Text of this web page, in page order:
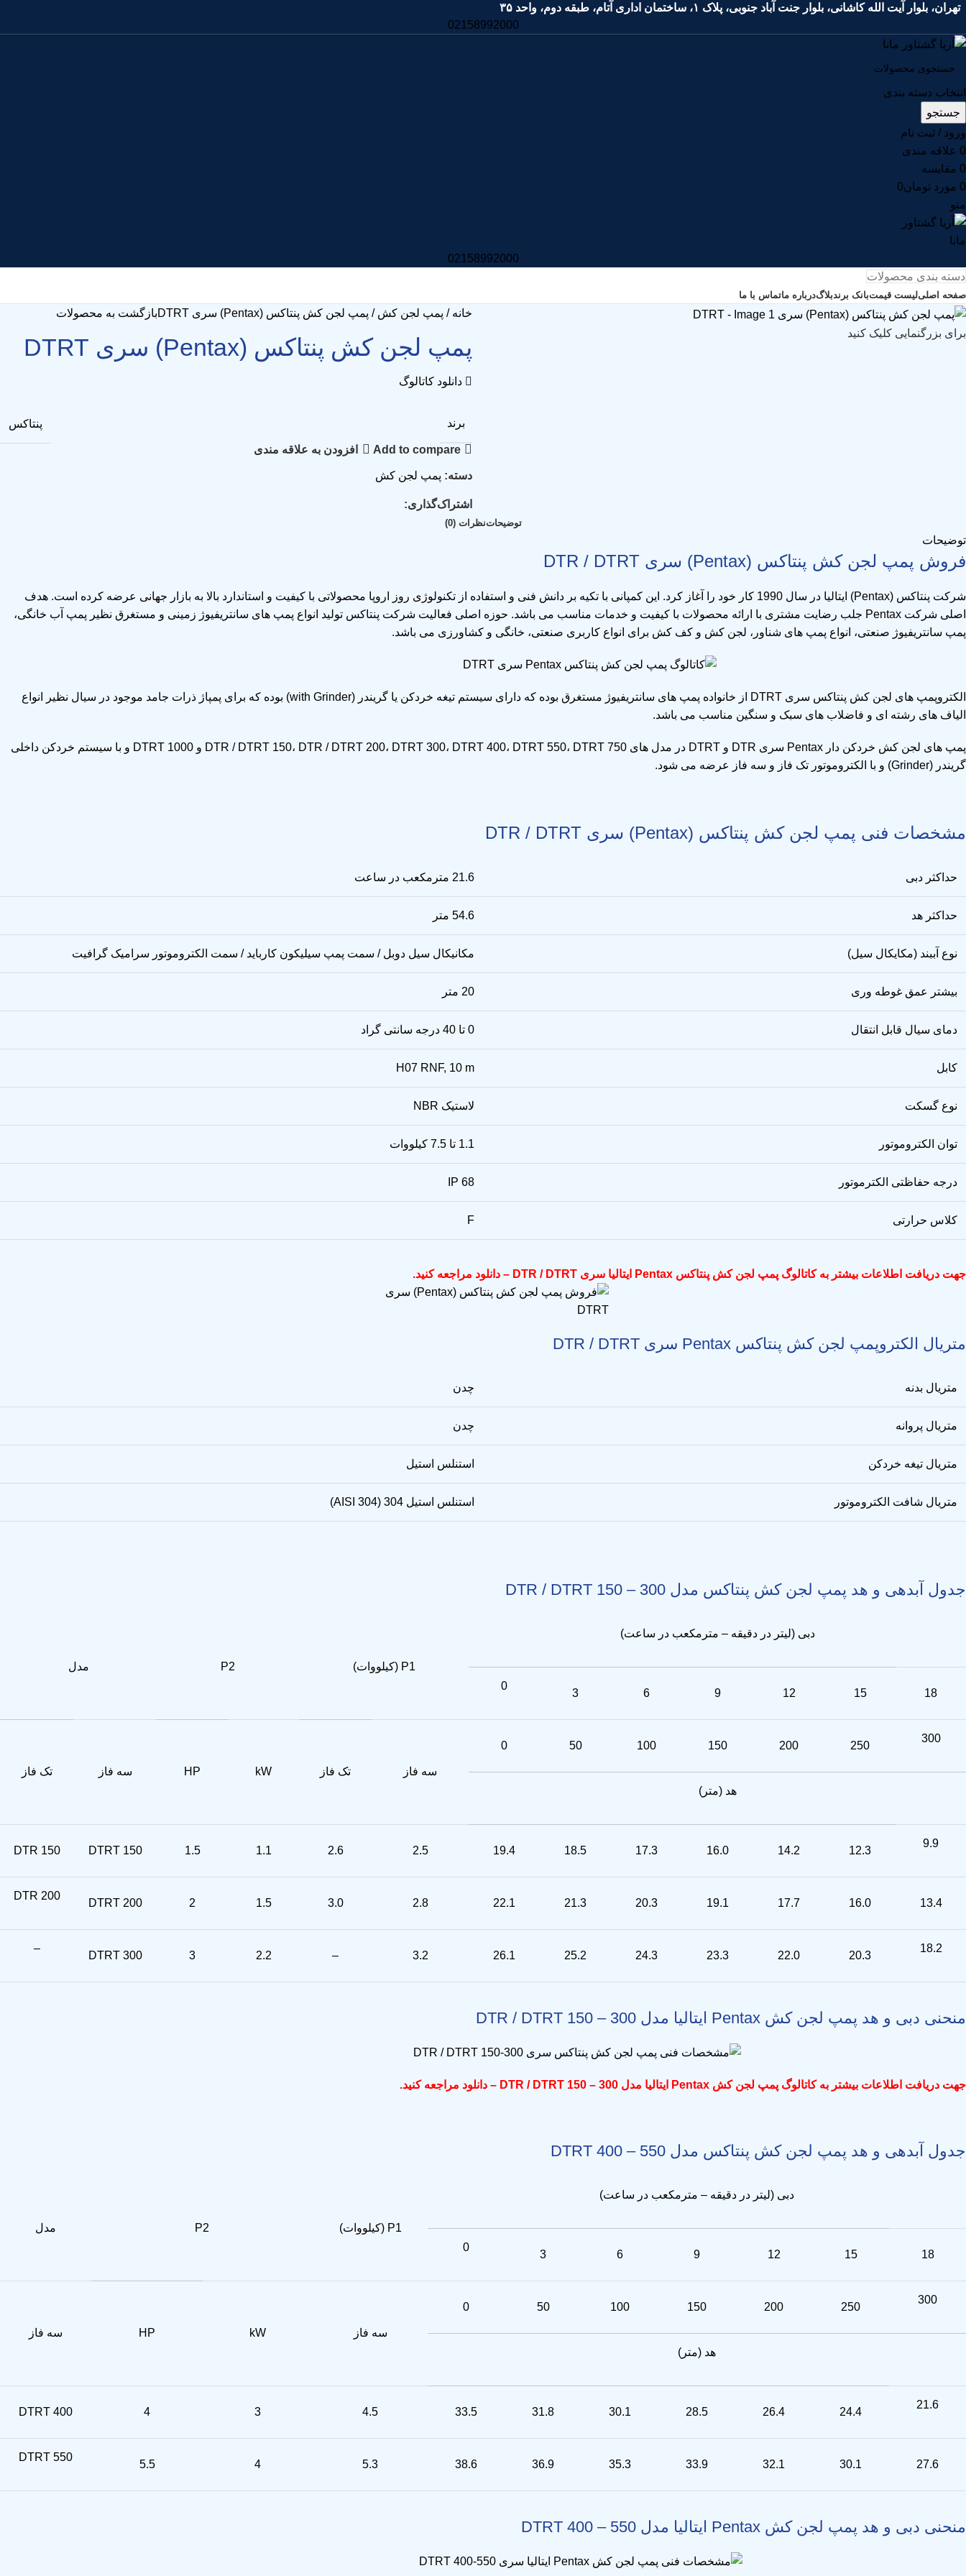
تهران، بلوار آیت الله کاشانی، بلوار جنت آباد جنوبی، پلاک ۱، ساختمان اداری آتام، طبقه دوم، واحد ۳۵
02158992000
انتخاب دسته بندی
جستجو
ورود / ثبت نام
0 علاقه مندی
0 مقايسه
0 مورد تومان0
منو
02158992000
دسته بندی محصولات
صفحه اصلیلیست قیمتبانک برندبلاگدرباره ماتماس با ما
برای بزرگنمایی کلیک کنید
خانه پمپ لجن کش پمپ لجن کش پنتاکس (Pentax) سری DTRT بازگشت به محصولات
پمپ لجن کش پنتاکس (Pentax) سری DTRT
دانلود کاتالوگ
برند پنتاکس
Add to compare افزودن به علاقه مندی
دسته: پمپ لجن کش
اشتراک‌گذاری:
توضیحاتنظرات (0)
توضیحات
فروش پمپ لجن کش پنتاکس (Pentax) سری DTR / DTRT
شرکت پنتاکس (Pentax)
ایتالیا در سال 1990 کار خود را آغاز کرد. این کمپانی با تکیه بر دانش فنی و استفاده از تکنولوژی روز اروپا محصولاتی با کیفیت و استاندارد بالا به بازار جهانی عرضه کرده است. هدف
اصلی شرکت Pentax جلب رضایت مشتری با ارائه محصولات با کیفیت و خدمات مناسب می باشد. حوزه اصلی فعالیت شرکت پنتاکس تولید انواع پمپ های سانتریفیوژ زمینی و مستغرق نظیر
پمپ آب خانگی،
پمپ سانتریفیوژ صنعتی، انواع پمپ های شناور ، لجن کش و کف کش برای انواع کاربری صنعتی، خانگی و کشاورزی می باشد.
الکتروپمپ های لجن کش پنتاکس سری DTRT
از خانواده پمپ های سانتریفیوژ مستغرق بوده که دارای سیستم تیغه خردکن یا گریندر (with Grinder) بوده که برای پمپاژ ذرات جامد موجود در سیال نظیر انواع
الیاف های رشته ای و فاضلاب های سبک و سنگین مناسب می باشد.
پمپ های لجن کش خردکن دار Pentax سری DTR و DTRT در مدل های DTR / DTRT 150، DTR / DTRT 200، DTRT 300، DTRT 400، DTRT 550، DTRT 750 و DTRT 1000 و با سیستم خردکن داخلی
گریندر (Grinder) و با
الکتروموتور تک فاز و سه فاز عرضه می شود.
مشخصات فنی پمپ لجن کش پنتاکس (Pentax) سری DTR / DTRT
حداکثر دبی 21.6 مترمکعب در ساعت
حداکثر هد 54.6 متر
نوع آببند (مکایکال سیل) مکانیکال سیل دوبل / سمت پمپ سیلیکون کارباید / سمت الکتروموتور سرامیک گرافیت
بیشتر عمق غوطه وری 20 متر
دمای سیال قابل انتقال 0 تا 40 درجه سانتی گراد
کابل H07 RNF, 10 m
نوع گسکت لاستیک NBR
توان الکتروموتور 1.1 تا 7.5 کیلووات
درجه حفاظتی الکترموتور IP 68
کلاس حرارتی F
جهت دریافت اطلاعات بیشتر بهکاتالوگ پمپ لجن کش پنتاکس Pentax ایتالیا سری DTR / DTRT – دانلود مراجعه کنید.
متریال الکتروپمپ لجن کش پنتاکس Pentax سری DTR / DTRT
متریال بدنه چدن
متریال پروانه چدن
متریال تیغه خردکن استنلس استیل
متریال شافت الکتروموتور استنلس استیل 304 (AISI 304)
جدول آبدهی و هد پمپ لجن کش پنتاکس مدل DTR / DTRT 150 – 300
دبی (لیتر در دقیقه – مترمکعب در ساعت)
P1 (کیلووات) P2 مدل
18
15
12
9
6
3
0
300
250
200
150
100
50
0
سه فاز تک فاز kW
HP سه فاز
تک فاز
هد (متر)
9.9
12.3
14.2
16.0
17.3
18.5
19.4
2.5
2.6
1.1
1.5
DTRT 150
DTR 150
13.4
16.0
17.7
19.1
20.3
21.3
22.1
2.8
3.0
1.5
2
DTRT 200
DTR 200
18.2
20.3
22.0
23.3
24.3
25.2
26.1
3.2
–
2.2
3
DTRT 300
–
منحنی دبی و هد پمپ لجن کش Pentax ایتالیا مدل DTR / DTRT 150 – 300
جهت دریافت اطلاعات بیشتر بهکاتالوگ پمپ لجن کش Pentax ایتالیا مدل DTR / DTRT 150 – 300 – دانلود مراجعه کنید.
جدول آبدهی و هد پمپ لجن کش پنتاکس مدل DTRT 400 – 550
دبی (لیتر در دقیقه – مترمکعب در ساعت)
P1 (کیلووات) P2 مدل
18
15
12
9
6
3
0
300
250
200
150
100
50
0
سه فاز kW
HP
سه فاز
هد (متر)
21.6
24.4
26.4
28.5
30.1
31.8
33.5
4.5
3
4
DTRT 400
27.6
30.1
32.1
33.9
35.3
36.9
38.6
5.3
4
5.5
DTRT 550
منحنی دبی و هد پمپ لجن کش Pentax ایتالیا مدل DTRT 400 – 550